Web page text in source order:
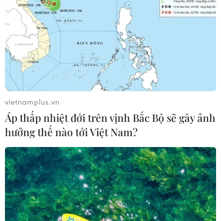
#Miss World #Hoa hậu Mai Phương
#Dự án nhân ái
#Đăng quang
#Thương hiệu thời trang
#Chung kết
Ấn Độ
vietnamplus.vn
Áp thấp nhiệt đới trên vịnh Bắc Bộ sẽ gây ảnh
hưởng thế nào tới Việt Nam?